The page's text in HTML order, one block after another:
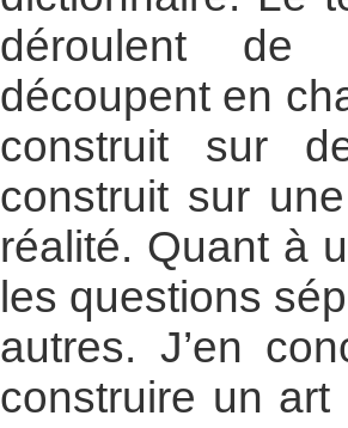
déroulent de
découpent en
construit sur
construit sur
réalité. Quant à
les questions
autres. J’en
construire un